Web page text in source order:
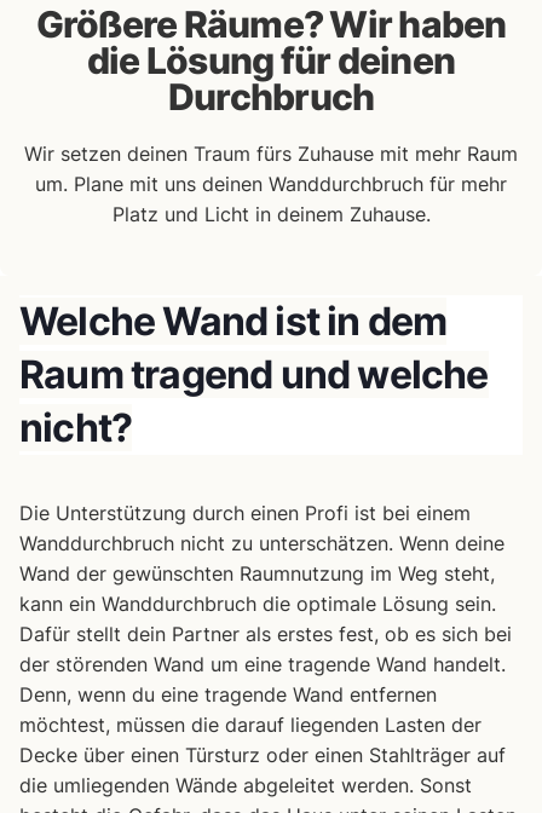
Größere Räume? Wir haben
die Lösung für deinen
Durchbruch
Wir setzen deinen Traum fürs Zuhause mit mehr Raum
um. Plane mit uns deinen Wanddurchbruch für mehr
Platz und Licht in deinem Zuhause.
Welche Wand ist in dem
Raum tragend und welche
nicht?
Die Unterstützung durch einen Profi ist bei einem
Wanddurchbruch nicht zu unterschätzen. Wenn deine
Wand der gewünschten Raumnutzung im Weg steht,
kann ein Wanddurchbruch die optimale Lösung sein.
Dafür stellt dein Partner als erstes fest, ob es sich bei
der störenden Wand um eine tragende Wand handelt.
Denn, wenn du eine tragende Wand entfernen
möchtest, müssen die darauf liegenden Lasten der
Decke über einen Türsturz oder einen Stahlträger auf
die umliegenden Wände abgeleitet werden. Sonst